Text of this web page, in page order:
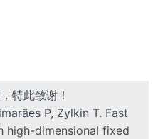
特此致谢！
P, Zylkin T. Fast
high-dimensional fixed